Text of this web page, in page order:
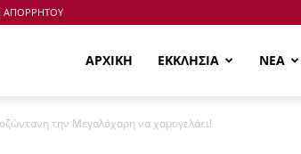
ΑΠΟΡΡΗΤΟΥ
ΑΡΧΙΚΗ ΕΚΚΛΗΣΙΑ ΝΕΑ
την Μεγαλόχαρη να χαμογελάει!